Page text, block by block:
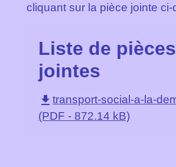
cliquant sur la pièce jointe ci-
Liste de pièces
jointes
file_download transport-social-a-la-
(PDF - 872.14 kB)